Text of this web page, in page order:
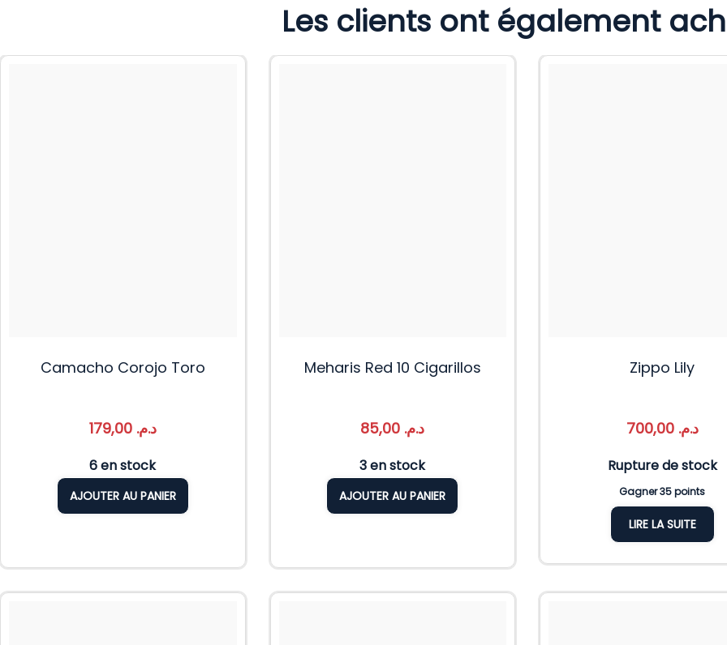
Les clients ont également
Camacho Corojo Toro
د.م. 179,00
6 en stock
AJOUTER AU PANIER
Meharis Red 10 Cigarillos
د.م.
3 en stock
AJOUTER AU PANIER
Zippo Lily
د.م. 700,00
Rupture de stock
Gagner 35 points
LIRE LA SUITE